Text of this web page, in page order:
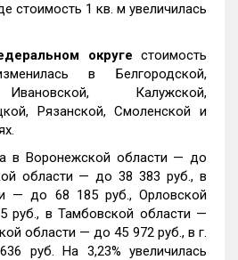
стоимость 1 кв. м увеличилась
округе стоимость
в Белгородской,
Калужской,
Рязанской, Смоленской и
в Воронежской области — до
области — до 38 383 руб., в
— до 68 185 руб., Орловской
руб., в Тамбовской области —
области — до 45 972 руб., в г.
руб. На 3,23% увеличилась